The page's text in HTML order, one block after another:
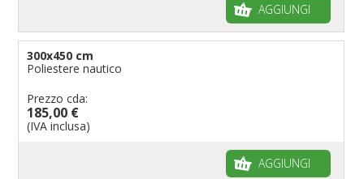
AGGIUNGI
300x450 cm
Poliestere nautico
Prezzo cda:
185,00 €
(IVA inclusa)
AGGIUNGI